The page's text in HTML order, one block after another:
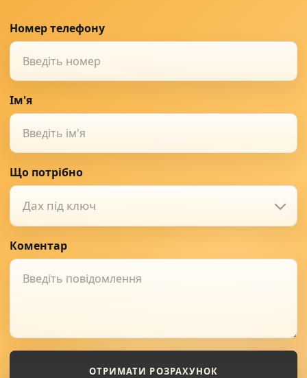
Номер телефону
Ім'я
Що потрібно
Дах під ключ
Коментар
ОТРИМАТИ РОЗРАХУНОК